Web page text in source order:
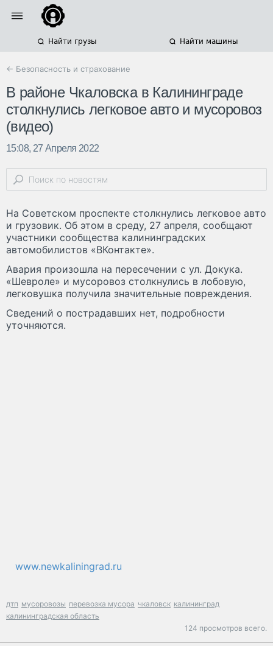
Найти грузы Найти машины
← Безопасность и страхование
В районе Чкаловска в Калининграде
столкнулись легковое авто и мусоровоз
(видео)
15:08, 27 Апреля 2022
На Советском проспекте столкнулись легковое авто
и грузовик. Об этом в среду, 27 апреля, сообщают
участники сообщества калининградских
автомобилистов «ВКонтакте».
Авария произошла на пересечении с ул. Докука.
«Шевроле» и мусоровоз столкнулись в лобовую,
легковушка получила значительные повреждения.
Сведений о пострадавших нет, подробности
уточняются.
www.newkaliningrad.ru
дтп мусоровозы перевозка мусора чкаловск калининград
калининградская область
124 просмотров всего.